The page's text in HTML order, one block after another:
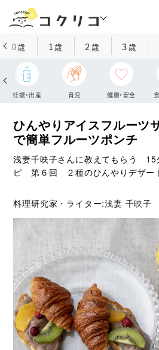
0歳 1歳 2 歳 3歳
妊娠・出産 育児 健康・安全
ひんやりアイスフルーツ
で簡単フルーツポンチ
浅妻千映子さんに教えてもらう 15
ピ 第６回 ２種のひんやりデザー
料理研究家・ライター:浅妻 千映子